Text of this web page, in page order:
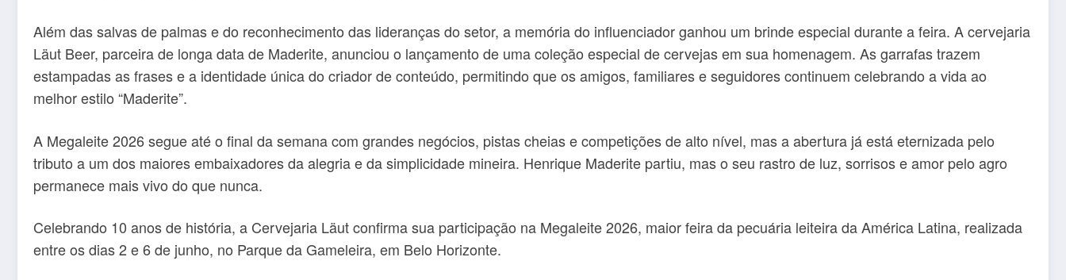
Além das salvas de palmas e do reconhecimento das lideranças do setor, a memória do influenciador ganhou um brinde especial durante a feira. A cervejaria
Läut Beer, parceira de longa data de Maderite, anunciou o lançamento de uma coleção especial de cervejas em sua homenagem. As garrafas trazem
estampadas as frases e a identidade única do criador de conteúdo, permitindo que os amigos, familiares e seguidores continuem celebrando a vida ao
melhor estilo “Maderite”.
A Megaleite 2026 segue até o final da semana com grandes negócios, pistas cheias e competições de alto nível, mas a abertura já está eternizada pelo
tributo a um dos maiores embaixadores da alegria e da simplicidade mineira. Henrique Maderite partiu, mas o seu rastro de luz, sorrisos e amor pelo agro
permanece mais vivo do que nunca.
Celebrando 10 anos de história, a Cervejaria Läut confirma sua participação na Megaleite 2026, maior feira da pecuária leiteira da América Latina, realizada
entre os dias 2 e 6 de junho, no Parque da Gameleira, em Belo Horizonte.